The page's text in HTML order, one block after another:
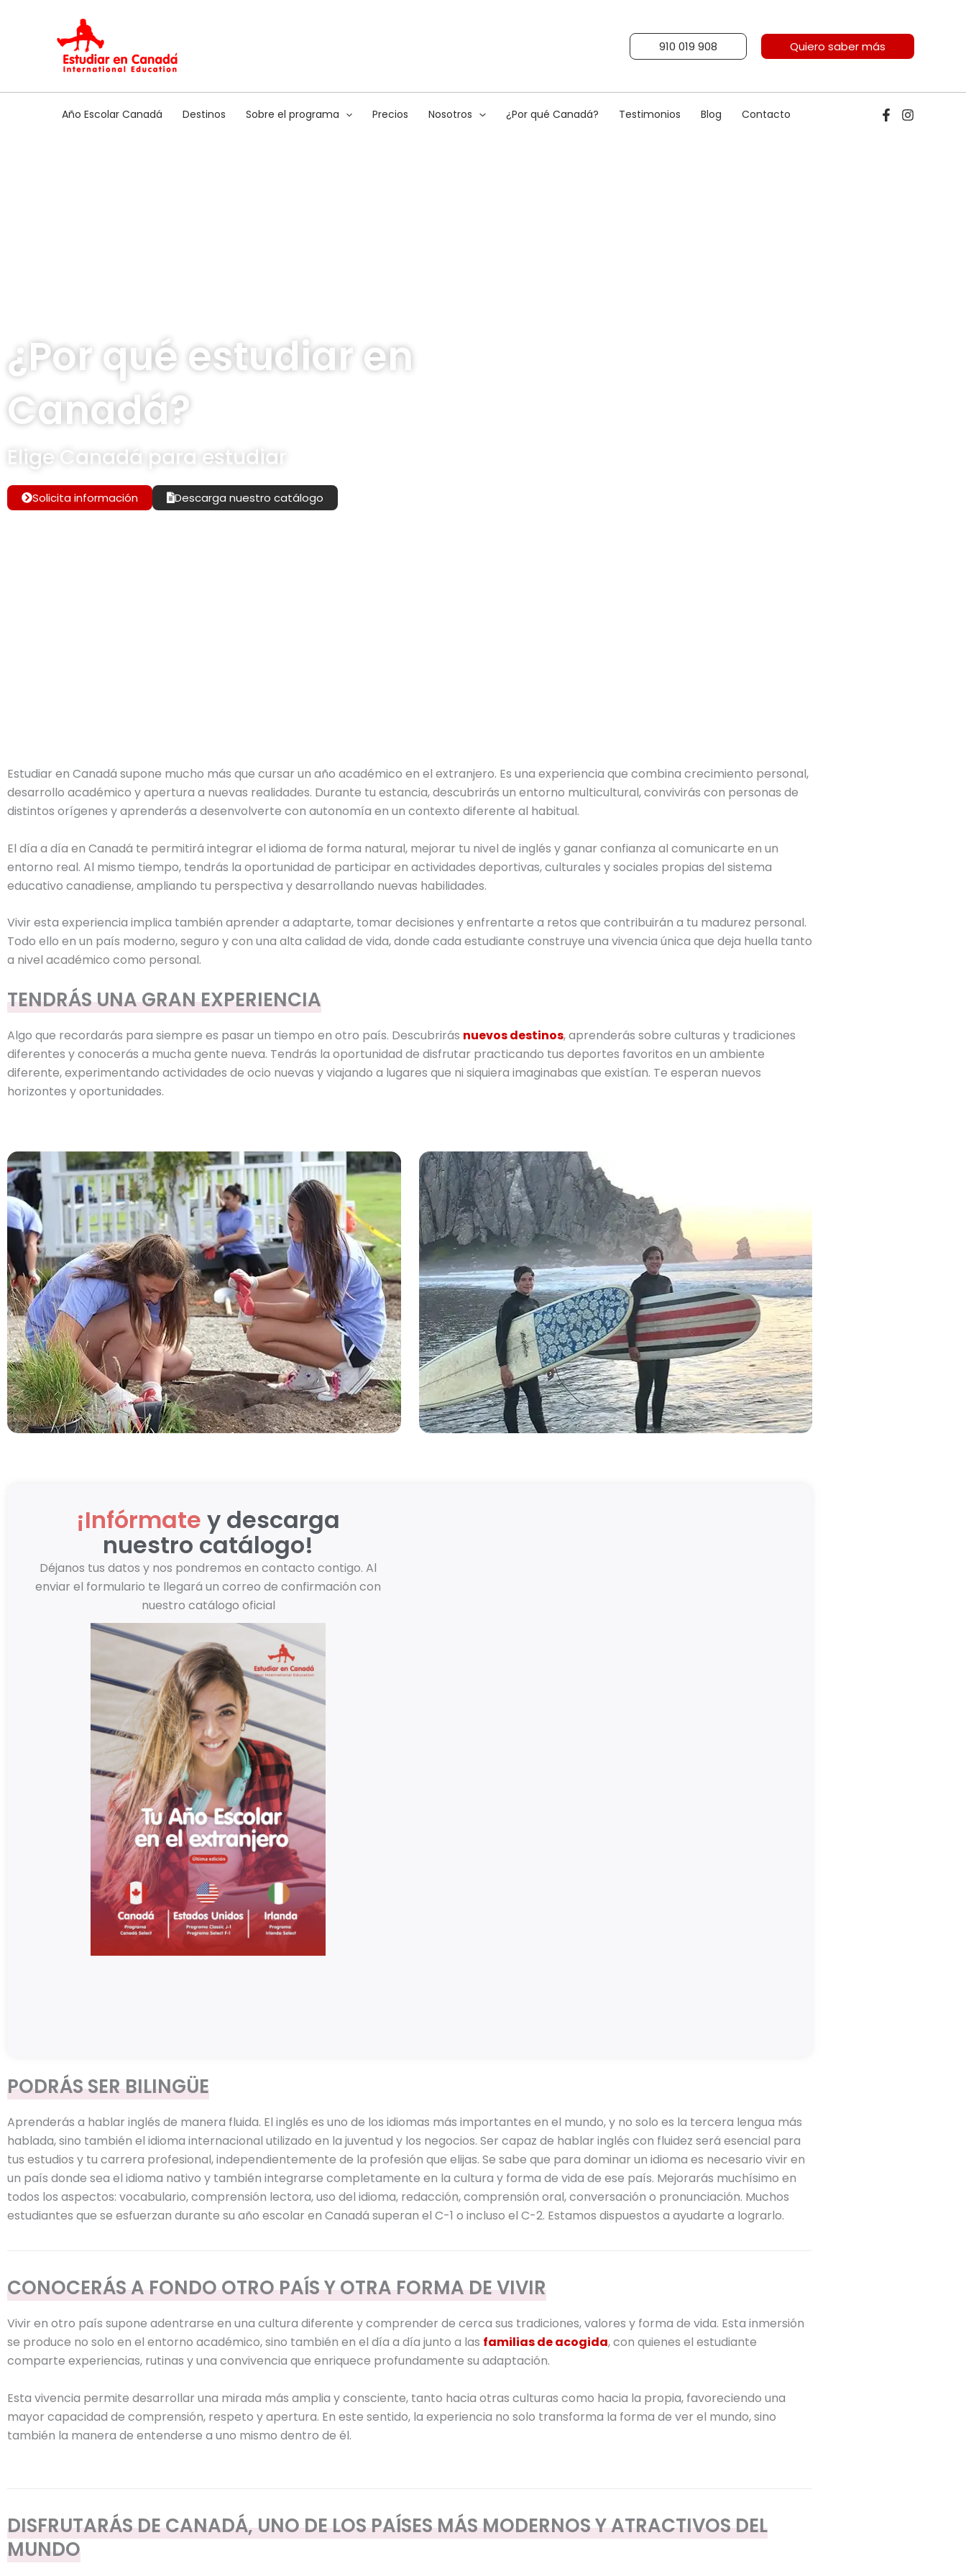
910 019 908 Quiero saber más
Año Escolar Canadá Destinos Sobre el programa Precios Nosotros ¿Por qué Canadá? Testimonios Blog Contacto
¿Por qué estudiar en
Canadá?
Elige Canadá para estudiar
Solicita información Descarga nuestro catálogo
Estudiar en Canadá supone mucho más que cursar un año académico en el extranjero. Es una experiencia que combina crecimiento personal,
desarrollo académico y apertura a nuevas realidades. Durante tu estancia, descubrirás un entorno multicultural, convivirás con personas de
distintos orígenes y aprenderás a desenvolverte con autonomía en un contexto diferente al habitual.
El día a día en Canadá te permitirá integrar el idioma de forma natural, mejorar tu nivel de inglés y ganar confianza al comunicarte en un
entorno real. Al mismo tiempo, tendrás la oportunidad de participar en actividades deportivas, culturales y sociales propias del sistema
educativo canadiense, ampliando tu perspectiva y desarrollando nuevas habilidades.
Vivir esta experiencia implica también aprender a adaptarte, tomar decisiones y enfrentarte a retos que contribuirán a tu madurez personal.
Todo ello en un país moderno, seguro y con una alta calidad de vida, donde cada estudiante construye una vivencia única que deja huella tanto
a nivel académico como personal.
TENDRÁS UNA GRAN EXPERIENCIA
Algo que recordarás para siempre es pasar un tiempo en otro país. Descubrirás nuevos destinos, aprenderás sobre culturas y tradiciones
diferentes y conocerás a mucha gente nueva. Tendrás la oportunidad de disfrutar practicando tus deportes favoritos en un ambiente
diferente, experimentando actividades de ocio nuevas y viajando a lugares que ni siquiera imaginabas que existían. Te esperan nuevos
horizontes y oportunidades.
¡Infórmate y descarga
nuestro catálogo!
Déjanos tus datos y nos pondremos en contacto contigo. Al
enviar el formulario te llegará un correo de confirmación con
nuestro catálogo oficial
PODRÁS SER BILINGÜE
Aprenderás a hablar inglés de manera fluida. El inglés es uno de los idiomas más importantes en el mundo, y no solo es la tercera lengua más
hablada, sino también el idioma internacional utilizado en la juventud y los negocios. Ser capaz de hablar inglés con fluidez será esencial para
tus estudios y tu carrera profesional, independientemente de la profesión que elijas. Se sabe que para dominar un idioma es necesario vivir en
un país donde sea el idioma nativo y también integrarse completamente en la cultura y forma de vida de ese país. Mejorarás muchísimo en
todos los aspectos: vocabulario, comprensión lectora, uso del idioma, redacción, comprensión oral, conversación o pronunciación. Muchos
estudiantes que se esfuerzan durante su año escolar en Canadá superan el C-1 o incluso el C-2. Estamos dispuestos a ayudarte a lograrlo.
CONOCERÁS A FONDO OTRO PAÍS Y OTRA FORMA DE VIVIR
Vivir en otro país supone adentrarse en una cultura diferente y comprender de cerca sus tradiciones, valores y forma de vida. Esta inmersión
se produce no solo en el entorno académico, sino también en el día a día junto a las familias de acogida, con quienes el estudiante
comparte experiencias, rutinas y una convivencia que enriquece profundamente su adaptación.
Esta vivencia permite desarrollar una mirada más amplia y consciente, tanto hacia otras culturas como hacia la propia, favoreciendo una
mayor capacidad de comprensión, respeto y apertura. En este sentido, la experiencia no solo transforma la forma de ver el mundo, sino
también la manera de entenderse a uno mismo dentro de él.
DISFRUTARÁS DE CANADÁ, UNO DE LOS PAÍSES MÁS MODERNOS Y ATRACTIVOS DEL
MUNDO